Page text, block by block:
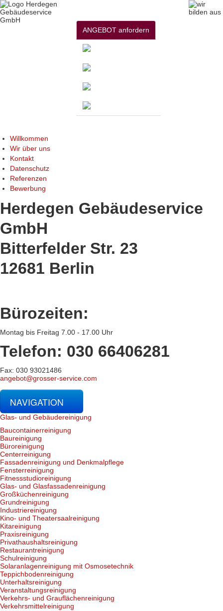
ANGEBOT anfordern
Willkommen
Wir über uns
Kontakt
Datenschutz
Referenzen
Bewerbung
Herdegen Gebäudeservice
GmbH
Bitterfelder Str. 23
12681 Berlin
Bürozeiten:
Montag bis Freitag 7.00 - 17.00 Uhr
Telefon: 030 66406281
Fax: 030 93021486
angebot@grosser-service.com
NAVIGATION
Glas- und Gebäudereinigung
Baucontainerreinigung
Baureinigung
Büroreinigung
Centerreinigung
Fassadenreinigung und Denkmalpflege
Fensterreinigung
Fitnessstudioreinigung
Glas- und Glasfassadenreinigung
Großküchenreinigung
Grundreinigung
Industriereinigung
Kino- und Theatersaalreinigung
Kitareinigung
Praxisreinigung
Privathaushaltsreinigung
Restaurantreinigung
Schulreinigung
Solaranlagenreinigung mit Osmosetechnik
Teppichbodenreinigung
Unterhaltsreinigung
Veranstaltungsreinigung
Verkehrs- und Grauflächenreinigung
Verkehrsmittelreinigung